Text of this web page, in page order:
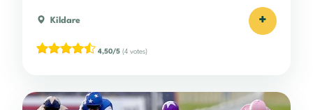
Kildare +
4,50/5 (4 votes)